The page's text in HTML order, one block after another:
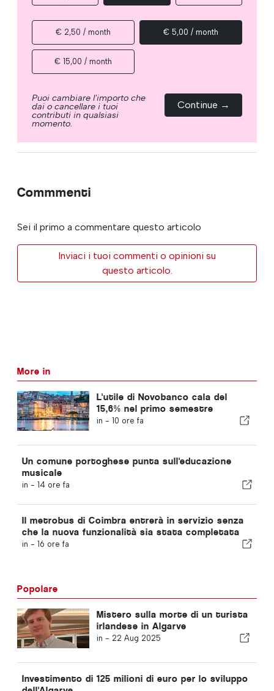
€ 2,50 / month € 5,00 / month
€ 15,00 / month
Puoi cambiare l'importo che
dai o cancellare i tuoi
contributi in qualsiasi
momento.
Continue →
Commmenti
Sei il primo a commentare questo articolo
Inviaci i tuoi commenti o opinioni su
questo articolo.
More in
L'utile di Novobanco cala del
15,6% nel primo semestre
in - 10 ore fa
Un comune portoghese punta sull'educazione
musicale
in - 14 ore fa
Il metrobus di Coimbra entrerà in servizio senza
che la nuova funzionalità sia stata completata
in - 16 ore fa
Popolare
Mistero sulla morte di un turista
irlandese in Algarve
in - 22 Aug 2025
Investimento di 125 milioni di euro per lo sviluppo